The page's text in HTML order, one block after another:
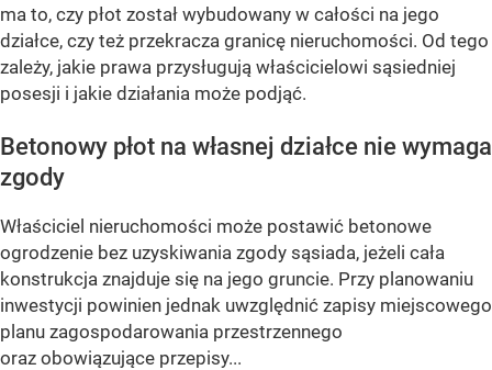
ma to, czy płot został wybudowany w całości na jego
działce, czy też przekracza granicę nieruchomości. Od tego
zależy, jakie prawa przysługują właścicielowi sąsiedniej
posesji i jakie działania może podjąć.
Betonowy płot na własnej działce nie wymaga
zgody
Właściciel nieruchomości może postawić betonowe
ogrodzenie bez uzyskiwania zgody sąsiada, jeżeli cała
konstrukcja znajduje się na jego gruncie. Przy planowaniu
inwestycji powinien jednak uwzględnić zapisy miejscowego
planu zagospodarowania przestrzennego
oraz obowiązujące przepisy...